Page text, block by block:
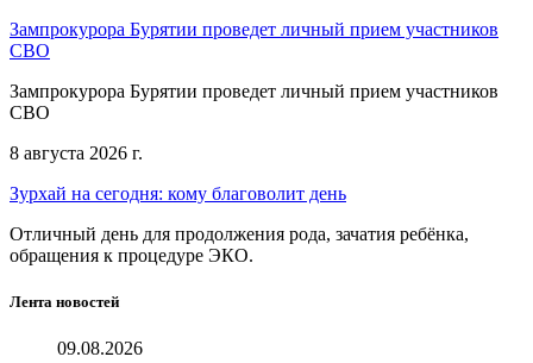
Зампрокурора Бурятии проведет личный прием участников
СВО
Зампрокурора Бурятии проведет личный прием участников
СВО
8 августа 2026 г.
Зурхай на сегодня: кому благоволит день
Отличный день для продолжения рода, зачатия ребёнка,
обращения к процедуре ЭКО.
Лента новостей
09.08.2026